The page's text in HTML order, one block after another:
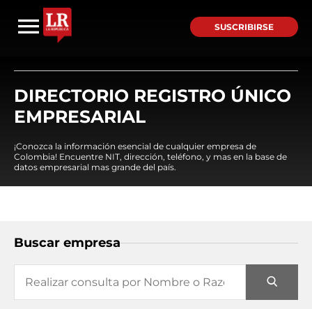
SUSCRIBIRSE
DIRECTORIO REGISTRO ÚNICO
EMPRESARIAL
¡Conozca la información esencial de cualquier empresa de
Colombia! Encuentre NIT, dirección, teléfono, y mas en la base de
datos empresarial mas grande del país.
Buscar empresa